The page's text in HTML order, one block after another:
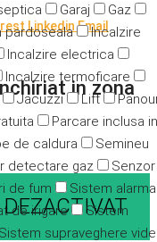
Garaj
Gaz
pardoseala
Incalzire
Incalzire electrica
Incalzire termoficare
Jacuzzi Lift
Parcare inclusa in
de caldura
Semineu
detectare gaz
Senzor
de fum
Sistem alarma
de irigare
Sistem
Sistem supraveghere
LinkedinEmail
in zona